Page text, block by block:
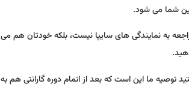
شما می شود.
به نمایندگی های سایپا نیست، بلکه خودتان هم می
توصیه ما این است که بعد از اتمام دوره گارانتی